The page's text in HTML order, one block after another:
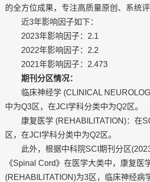
的全方位成果，专注高质量原创、系统评
近3年影响因子如下：
2023年影响因子：2.1
2022年影响因子：2.2
2021年影响因子：2.473
期刊分区情况：
临床神经学 (CLINICAL
中为Q3区，在JCI学科分类中为Q2区。
康复医学 (REHABILITATION)：在
区，在JCI学科分类中为Q2区。
此外，根据中科院SCI期刊分区(2023
《Spinal Cord》在医学大类中，康复医
(REHABILITATION)为3区，临床神经病